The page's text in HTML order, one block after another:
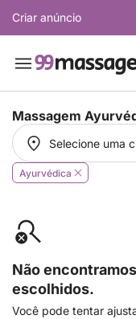
Criar anúncio
Massagem
Selecione uma cidade
Selecione uma
Ayurvédica
Não
escolhidos.
Você pode tentar